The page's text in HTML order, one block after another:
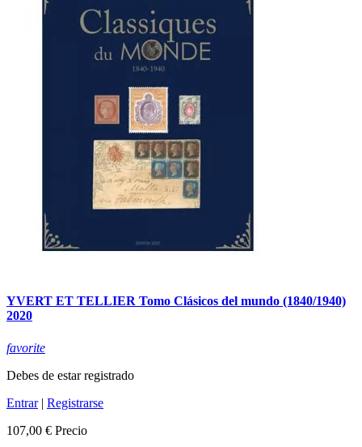
YVERT ET TELLIER Tomo Clásicos del mundo (1840/1940)
2020
favorite
Debes de estar registrado
Entrar| Registrarse
107,00 € Precio